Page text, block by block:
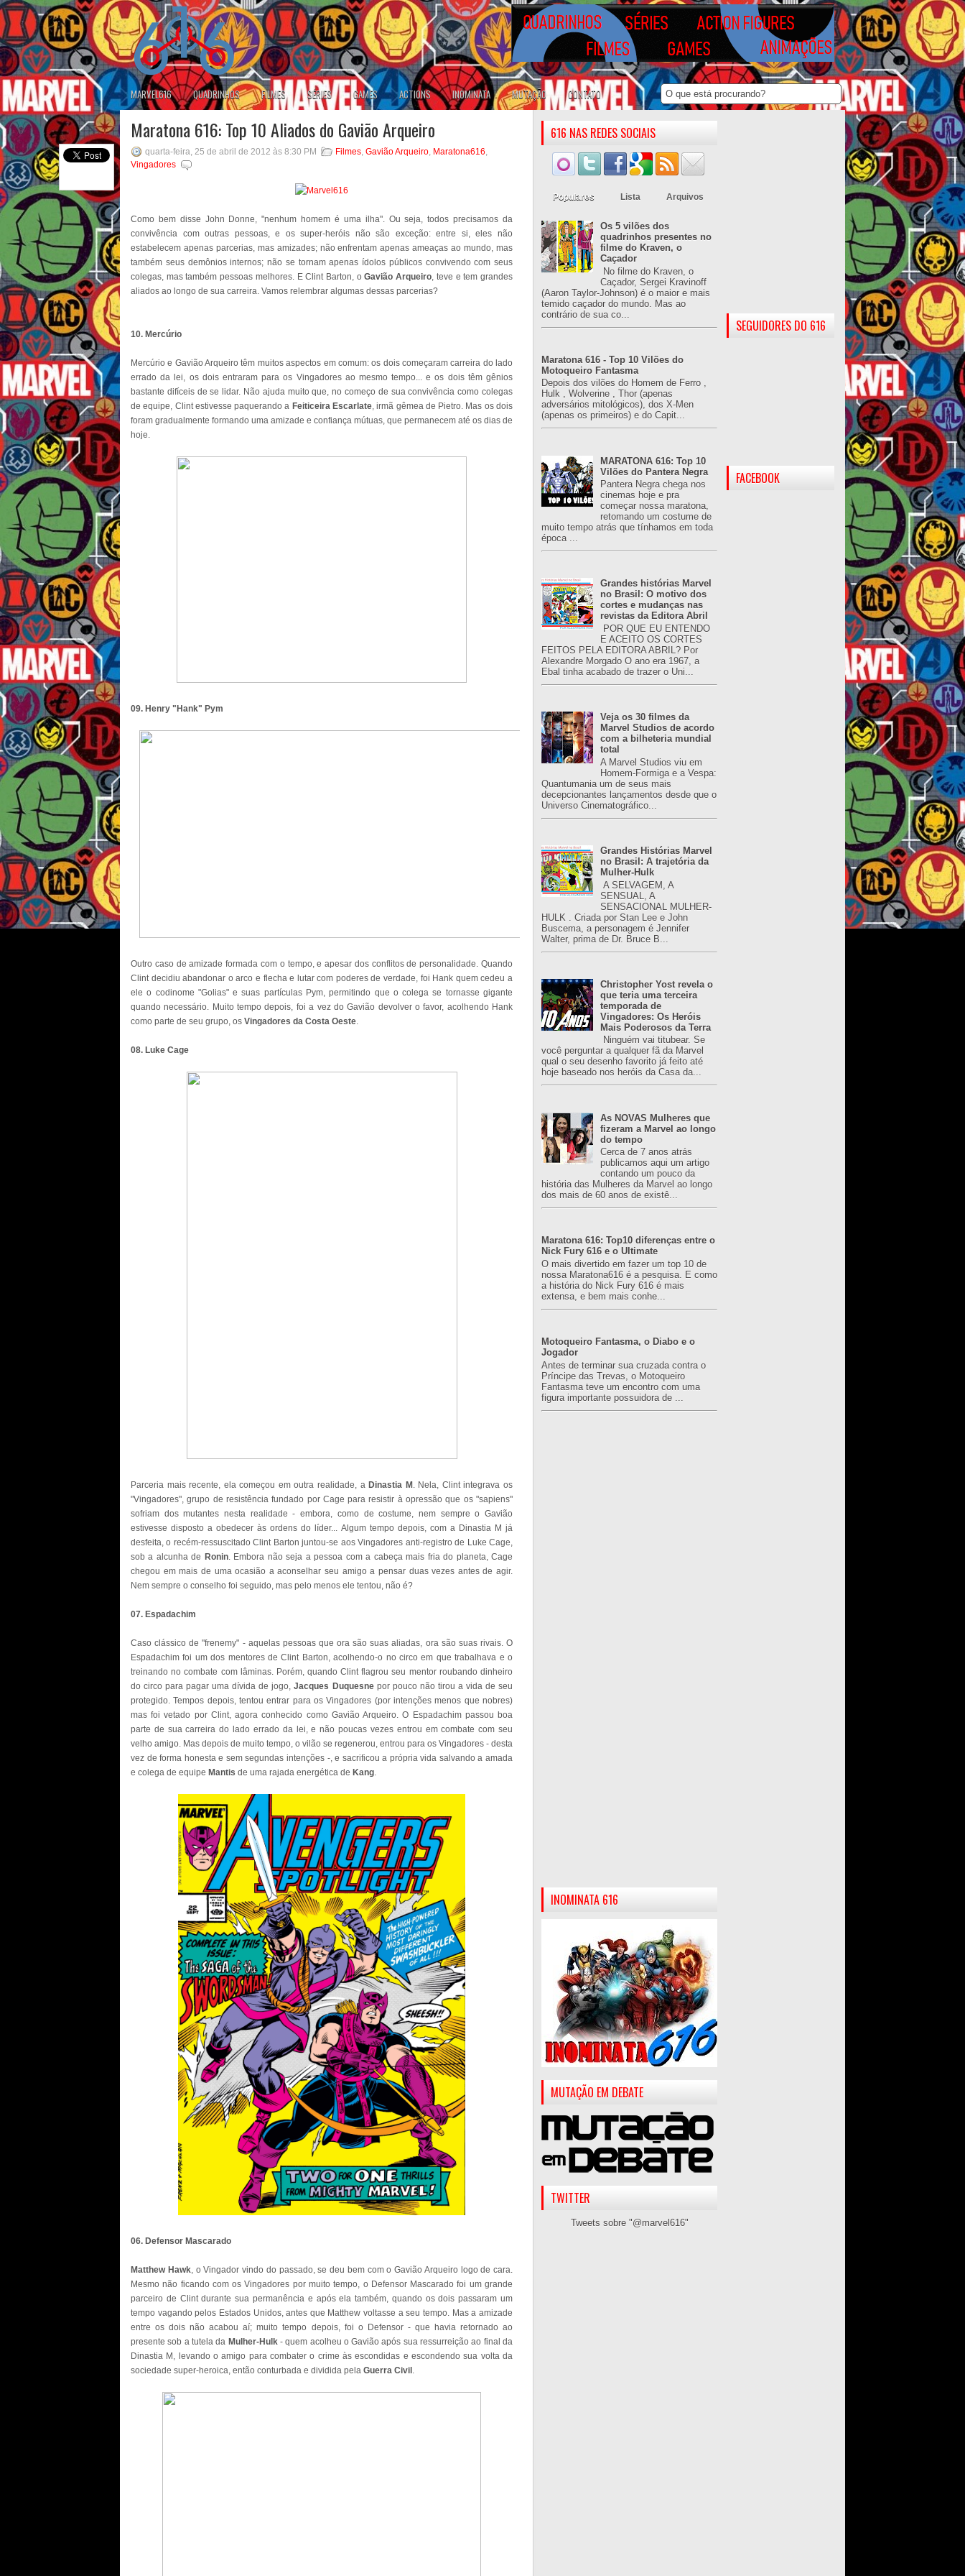
MARVEL616 QUADRINHOS FILMES SÉRIES GAMES ACTIONS INOMINATA MUTAÇÃO CONTATO
Maratona 616: Top 10 Aliados do Gavião Arqueiro
quarta-feira, 25 de abril de 2012 às 8:30 PM Filmes, Gavião Arqueiro, Maratona616,
Vingadores
Como bem disse John Donne, "nenhum homem é uma ilha". Ou seja, todos precisamos da
convivência com outras pessoas, e os super-heróis não são exceção: entre si, eles não
estabelecem apenas parcerias, mas amizades; não enfrentam apenas ameaças ao mundo, mas
também seus demônios internos; não se tornam apenas ídolos públicos convivendo com seus
colegas, mas também pessoas melhores. E Clint Barton, oGavião Arqueiro, teve e tem grandes
aliados ao longo de sua carreira. Vamos relembrar algumas dessas parcerias?
10. Mercúrio
Mercúrio e Gavião Arqueiro têm muitos aspectos em comum: os dois começaram carreira do lado
errado da lei, os dois entraram para os Vingadores ao mesmo tempo... e os dois têm gênios
bastante difíceis de se lidar. Não ajuda muito que, no começo de sua convivência como colegas
de equipe, Clint estivesse paquerando a Feiticeira Escarlate, irmã gêmea de Pietro. Mas os dois
foram gradualmente formando uma amizade e confiança mútuas, que permanecem até os dias de
hoje.
09. Henry "Hank" Pym
Outro caso de amizade formada com o tempo, e apesar dos conflitos de personalidade. Quando
Clint decidiu abandonar o arco e flecha e lutar com poderes de verdade, foi Hank quem cedeu a
ele o codinome "Golias" e suas partículas Pym, permitindo que o colega se tornasse gigante
quando necessário. Muito tempo depois, foi a vez do Gavião devolver o favor, acolhendo Hank
como parte de seu grupo, os Vingadores da Costa Oeste.
08. Luke Cage
Parceria mais recente, ela começou em outra realidade, a Dinastia M . Nela, Clint integrava os
"Vingadores", grupo de resistência fundado por Cage para resistir à opressão que os "sapiens"
sofriam dos mutantes nesta realidade - embora, como de costume, nem sempre o Gavião
estivesse disposto a obedecer às ordens do líder... Algum tempo depois, com a Dinastia M já
desfeita, o recém-ressuscitado Clint Barton juntou-se aos Vingadores anti-registro de Luke Cage,
sob a alcunha de Ronin. Embora não seja a pessoa com a cabeça mais fria do planeta, Cage
chegou em mais de uma ocasião a aconselhar seu amigo a pensar duas vezes antes de agir.
Nem sempre o conselho foi seguido, mas pelo menos ele tentou, não é?
07. Espadachim
Caso clássico de "frenemy" - aquelas pessoas que ora são suas aliadas, ora são suas rivais. O
Espadachim foi um dos mentores de Clint Barton, acolhendo-o no circo em que trabalhava e o
treinando no combate com lâminas. Porém, quando Clint flagrou seu mentor roubando dinheiro
do circo para pagar uma dívida de jogo,Jacques Duquesnepor pouco não tirou a vida de seu
protegido. Tempos depois, tentou entrar para os Vingadores (por intenções menos que nobres)
mas foi vetado por Clint, agora conhecido como Gavião Arqueiro. O Espadachim passou boa
parte de sua carreira do lado errado da lei, e não poucas vezes entrou em combate com seu
velho amigo. Mas depois de muito tempo, o vilão se regenerou, entrou para os Vingadores - desta
vez de forma honesta e sem segundas intenções -, e sacrificou a própria vida salvando a amada
e colega de equipe Mantis de uma rajada energética de Kang.
06. Defensor Mascarado
Matthew Hawk, o Vingador vindo do passado, se deu bem com o Gavião Arqueiro logo de cara.
Mesmo não ficando com os Vingadores por muito tempo, o Defensor Mascarado foi um grande
parceiro de Clint durante sua permanência e após ela também, quando os dois passaram um
tempo vagando pelos Estados Unidos, antes que Matthew voltasse a seu tempo. Mas a amizade
entre os dois não acabou aí; muito tempo depois, foi o Defensor - que havia retornado ao
presente sob a tutela da Mulher-Hulk- quem acolheu o Gavião após sua ressurreição ao final da
Dinastia M, levando o amigo para combater o crime às escondidas e escondendo sua volta da
sociedade super-heroica, então conturbada e dividida pela Guerra Civil .
616 NAS REDES SOCIAIS
Populares Lista Arquivos
Os 5 vilões dos
quadrinhos presentes no
filme do Kraven, o
Caçador
No filme do Kraven, o
Caçador, Sergei Kravinoff
(Aaron Taylor-Johnson) é o maior e mais
temido caçador do mundo. Mas ao
contrário de sua co...
Maratona 616 - Top 10 Vilões do
Motoqueiro Fantasma
Depois dos vilões do Homem de Ferro ,
Hulk , Wolverine , Thor (apenas
adversários mitológicos), dos X-Men
(apenas os primeiros) e do Capit...
MARATONA 616: Top 10
Vilões do Pantera Negra
Pantera Negra chega nos
cinemas hoje e pra
começar nossa maratona,
retomando um costume de
muito tempo atrás que tínhamos em toda
época ...
Grandes histórias Marvel
no Brasil: O motivo dos
cortes e mudanças nas
revistas da Editora Abril
POR QUE EU ENTENDO
E ACEITO OS CORTES
FEITOS PELA EDITORA ABRIL? Por
Alexandre Morgado O ano era 1967, a
Ebal tinha acabado de trazer o Uni...
Veja os 30 filmes da
Marvel Studios de acordo
com a bilheteria mundial
total
A Marvel Studios viu em
Homem-Formiga e a Vespa:
Quantumania um de seus mais
decepcionantes lançamentos desde que o
Universo Cinematográfico...
Grandes Histórias Marvel
no Brasil: A trajetória da
Mulher-Hulk
A SELVAGEM, A
SENSUAL, A
SENSACIONAL MULHER-
HULK . Criada por Stan Lee e John
Buscema, a personagem é Jennifer
Walter, prima de Dr. Bruce B...
Christopher Yost revela o
que teria uma terceira
temporada de
Vingadores: Os Heróis
Mais Poderosos da Terra
Ninguém vai titubear. Se
você perguntar a qualquer fã da Marvel
qual o seu desenho favorito já feito até
hoje baseado nos heróis da Casa da...
As NOVAS Mulheres que
fizeram a Marvel ao longo
do tempo
Cerca de 7 anos atrás
publicamos aqui um artigo
contando um pouco da
história das Mulheres da Marvel ao longo
dos mais de 60 anos de existê...
Maratona 616: Top10 diferenças entre o
Nick Fury 616 e o Ultimate
O mais divertido em fazer um top 10 de
nossa Maratona616 é a pesquisa. E como
a história do Nick Fury 616 é mais
extensa, e bem mais conhe...
Motoqueiro Fantasma, o Diabo e o
Jogador
Antes de terminar sua cruzada contra o
Príncipe das Trevas, o Motoqueiro
Fantasma teve um encontro com uma
figura importante possuidora de ...
INOMINATA 616
MUTAÇÃO EM DEBATE
TWITTER
Tweets sobre "@marvel616"
SEGUIDORES DO 616
FACEBOOK